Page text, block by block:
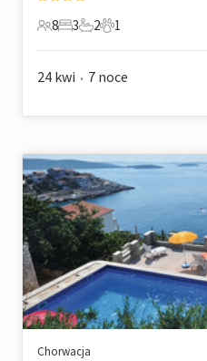
8 Goście
8
3 Sypialnie
3
2 Łazienki
2
1 Zwierzę domowe
1
24 kwi • 7 noce
Chorwacja